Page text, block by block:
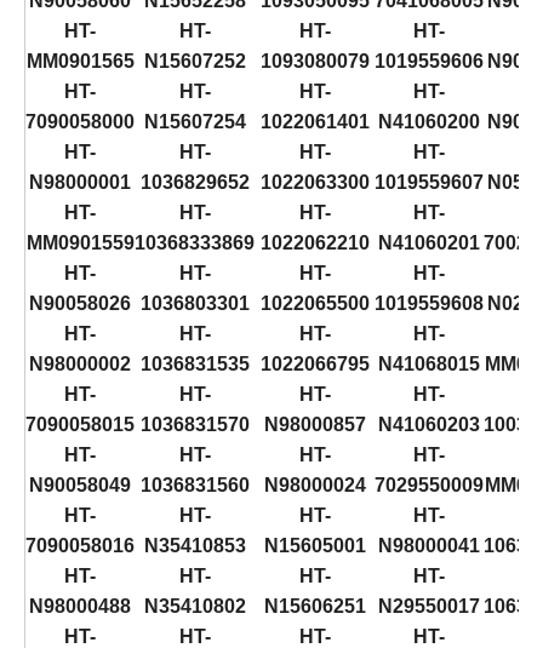
HT-
MM0901565
HT-
N15607252
HT-
1093080079
HT-
1019559606
HT-
7090058000
HT-
N15607254
HT-
1022061401
HT-
N41060200
HT-
N98000001
HT-
1036829652
HT-
1022063300
HT-
1019559607
HT-
MM0901559
HT-
10368333869
HT-
1022062210
HT-
N41060201
HT-
N90058026
HT-
1036803301
HT-
1022065500
HT-
1019559608
HT-
N98000002
HT-
1036831535
HT-
1022066795
HT-
N41068015
HT-
7090058015
HT-
1036831570
HT-
N98000857
HT-
N41060203
HT-
N90058049
HT-
1036831560
HT-
N98000024
HT-
7029550009
HT-
7090058016
HT-
N35410853
HT-
N15605001
HT-
N98000041
HT-
N98000488
HT-
N35410802
HT-
N15606251
HT-
N29550017
HT-
HT-
HT-
HT-